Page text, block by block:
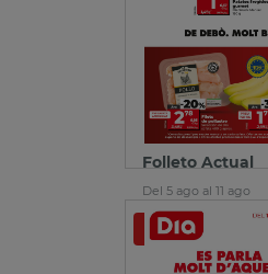
Folleto Actual
Del 5 ago al 11 ago
Ver folleto